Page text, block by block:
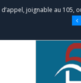
d’appel, joignable au 105,
campagnes ce jeudi 28